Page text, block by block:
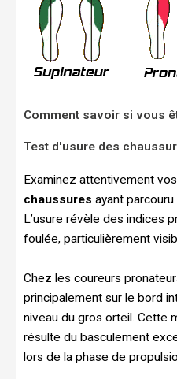
Comment savoir si vous
Test d'usure des
Examinez attentivement
chaussures ayant
L’usure révèle des indices
foulée, particulièrement
Chez les coureurs
principalement sur le bord
niveau du gros orteil. Cette
résulte du basculement
lors de la phase de